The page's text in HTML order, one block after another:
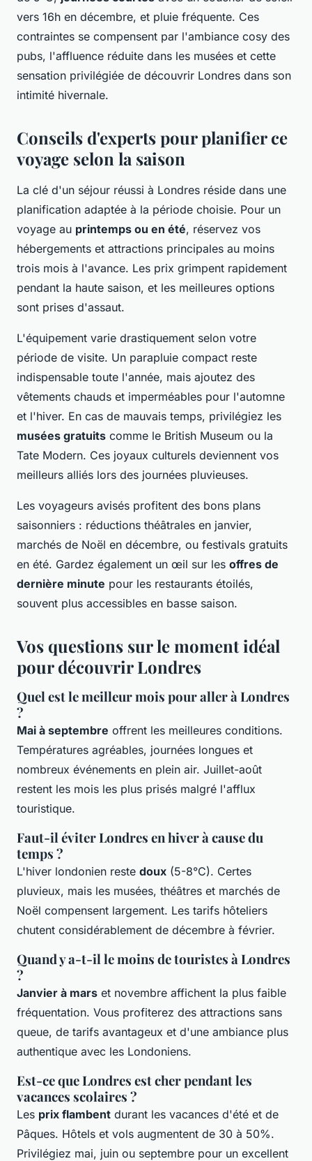
vers 16h en décembre, et pluie fréquente. Ces
contraintes se compensent par l'ambiance cosy des
pubs, l'affluence réduite dans les musées et cette
sensation privilégiée de découvrir Londres dans son
intimité hivernale.
Conseils d'experts pour planifier ce
voyage selon la saison
La clé d'un séjour réussi à Londres réside dans une
planification adaptée à la période choisie. Pour un
voyage au printemps ou en été, réservez vos
hébergements et attractions principales au moins
trois mois à l'avance. Les prix grimpent rapidement
pendant la haute saison, et les meilleures options
sont prises d'assaut.
L'équipement varie drastiquement selon votre
période de visite. Un parapluie compact reste
indispensable toute l'année, mais ajoutez des
vêtements chauds et imperméables pour l'automne
et l'hiver. En cas de mauvais temps, privilégiez les
musées gratuits comme le British Museum ou la
Tate Modern. Ces joyaux culturels deviennent vos
meilleurs alliés lors des journées pluvieuses.
Les voyageurs avisés profitent des bons plans
saisonniers : réductions théâtrales en janvier,
marchés de Noël en décembre, ou festivals gratuits
en été. Gardez également un œil sur les offres de
dernière minute pour les restaurants étoilés,
souvent plus accessibles en basse saison.
Vos questions sur le moment idéal
pour découvrir Londres
Quel est le meilleur mois pour aller à Londres
?
Mai à septembre offrent les meilleures conditions.
Températures agréables, journées longues et
nombreux événements en plein air. Juillet-août
restent les mois les plus prisés malgré l'afflux
touristique.
Faut-il éviter Londres en hiver à cause du
temps ?
L'hiver londonien reste doux (5-8°C). Certes
pluvieux, mais les musées, théâtres et marchés de
Noël compensent largement. Les tarifs hôteliers
chutent considérablement de décembre à février.
Quand y a-t-il le moins de touristes à Londres
?
Janvier à mars et novembre affichent la plus faible
fréquentation. Vous profiterez des attractions sans
queue, de tarifs avantageux et d'une ambiance plus
authentique avec les Londoniens.
Est-ce que Londres est cher pendant les
vacances scolaires ?
Les prix flambent durant les vacances d'été et de
Pâques. Hôtels et vols augmentent de 30 à 50%.
Privilégiez mai, juin ou septembre pour un excellent